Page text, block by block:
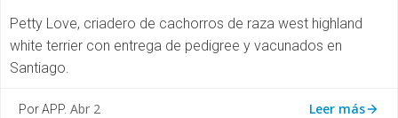
Petty Love, criadero de cachorros de raza west highland
white terrier con entrega de pedigree y vacunados en
Santiago.
Por APP. Abr 2 Leer más